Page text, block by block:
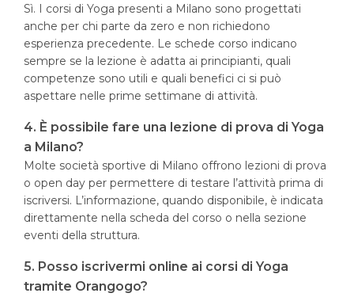
Sì. I corsi di Yoga presenti a Milano sono progettati
anche per chi parte da zero e non richiedono
esperienza precedente. Le schede corso indicano
sempre se la lezione è adatta ai principianti, quali
competenze sono utili e quali benefici ci si può
aspettare nelle prime settimane di attività.
4. È possibile fare una lezione di prova di Yoga
a Milano?
Molte società sportive di Milano offrono lezioni di prova
o open day per permettere di testare l’attività prima di
iscriversi. L’informazione, quando disponibile, è indicata
direttamente nella scheda del corso o nella sezione
eventi della struttura.
5. Posso iscrivermi online ai corsi di Yoga
tramite Orangogo?